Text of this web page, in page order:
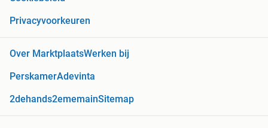
Privacyvoorkeuren
Over MarktplaatsWerken bij
PerskamerAdevinta
2dehands2ememainSitemap